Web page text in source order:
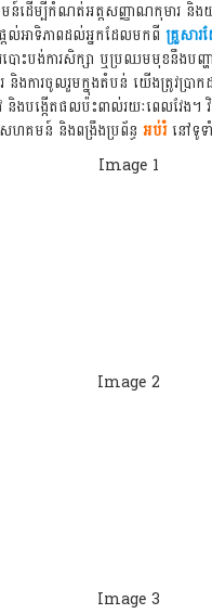
ន៍ដើម្បីកំណត់អត្តសញ្ញាណកុមារ និង
ល់អាទិភាពដល់អ្នកដែលមកពី គ្រួសា
ោះបង់ការសិក្សា ឬប្រឈមមុខនឹងបញ្ហ
ងការចូលរួមក្នុងតំបន់ យើងត្រូវប្រាក
ងបង្កើតផលប៉ះពាល់រយៈពេលវែង។
គមន៍ និងពង្រឹងប្រព័ន្ធ អប់រំនៅទូទ